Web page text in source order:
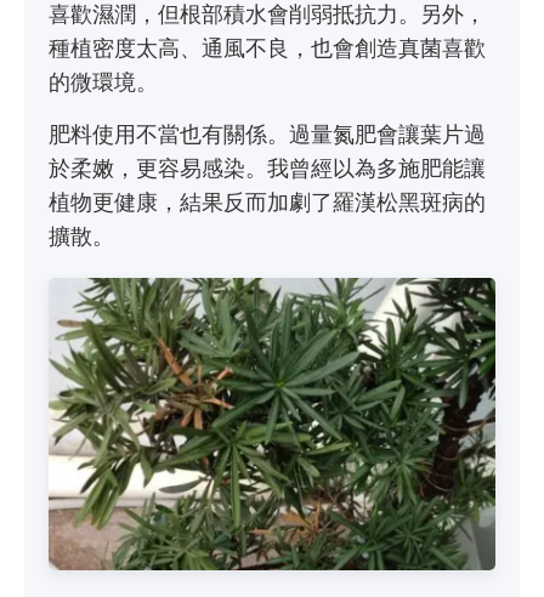
喜歡濕潤，但根部積水會削弱抵抗力。另外，
種植密度太高、通風不良，也會創造真菌喜歡
的微環境。
肥料使用不當也有關係。過量氮肥會讓葉片過
於柔嫩，更容易感染。我曾經以為多施肥能讓
植物更健康，結果反而加劇了羅漢松黑斑病的
擴散。